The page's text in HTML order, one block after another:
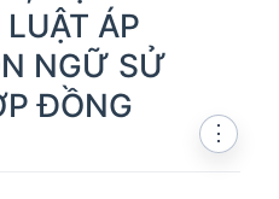
ÁP
NGỮ SỬ
ĐỒNG
⋮